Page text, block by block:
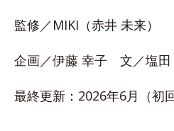
監修／MIKI（赤井 未来）
企画／伊藤 幸子 文／塩田
最終更新：2026年6月（初